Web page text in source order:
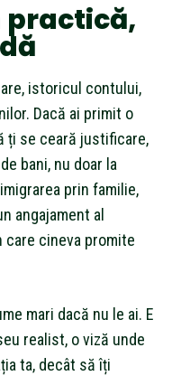
practică,
istoricul contului,
Dacă ai primit o
ți se ceară justificare,
bani, nu doar la
prin familie,
angajament al
care cineva promite
mari dacă nu le ai. E
realist, o viză unde
ta, decât să îți